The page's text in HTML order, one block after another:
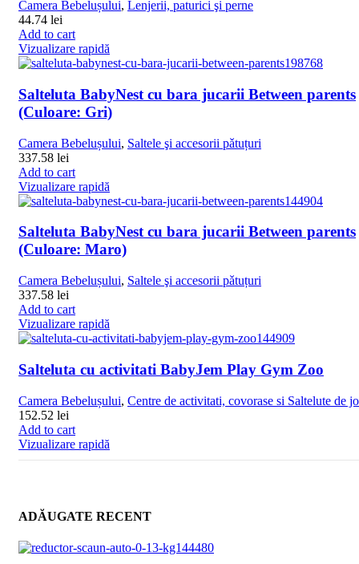
Camera Bebelușului, Lenjerii, paturici şi perne
44.74 lei
Add to cart
Vizualizare rapidă
Salteluta BabyNest cu bara jucarii Between parents
(Culoare: Gri)
Camera Bebelușului, Saltele şi accesorii pǎtuțuri
337.58 lei
Add to cart
Vizualizare rapidă
Salteluta BabyNest cu bara jucarii Between parents
(Culoare: Maro)
Camera Bebelușului, Saltele şi accesorii pǎtuțuri
337.58 lei
Add to cart
Vizualizare rapidă
Salteluta cu activitati BabyJem Play Gym Zoo
Camera Bebelușului, Centre de activitati, covorase si Saltelute de
152.52 lei
Add to cart
Vizualizare rapidă
ADĂUGATE RECENT